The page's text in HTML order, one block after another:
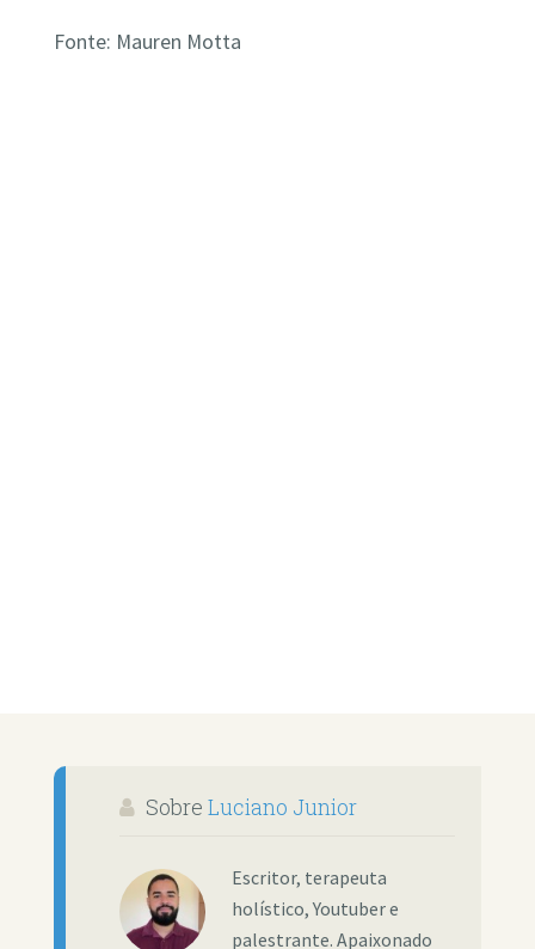
Fonte: Mauren Motta
Sobre Luciano Junior
Escritor, terapeuta
holístico, Youtuber e
palestrante. Apaixonado